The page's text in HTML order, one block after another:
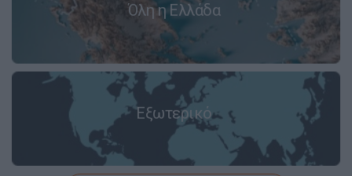
Όλη η Ελλάδα
Εξωτερικό